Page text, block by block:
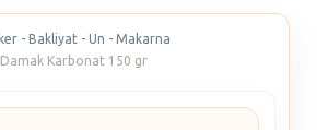
- Bakliyat - Un - Makarna
Damak Karbonat 150 gr